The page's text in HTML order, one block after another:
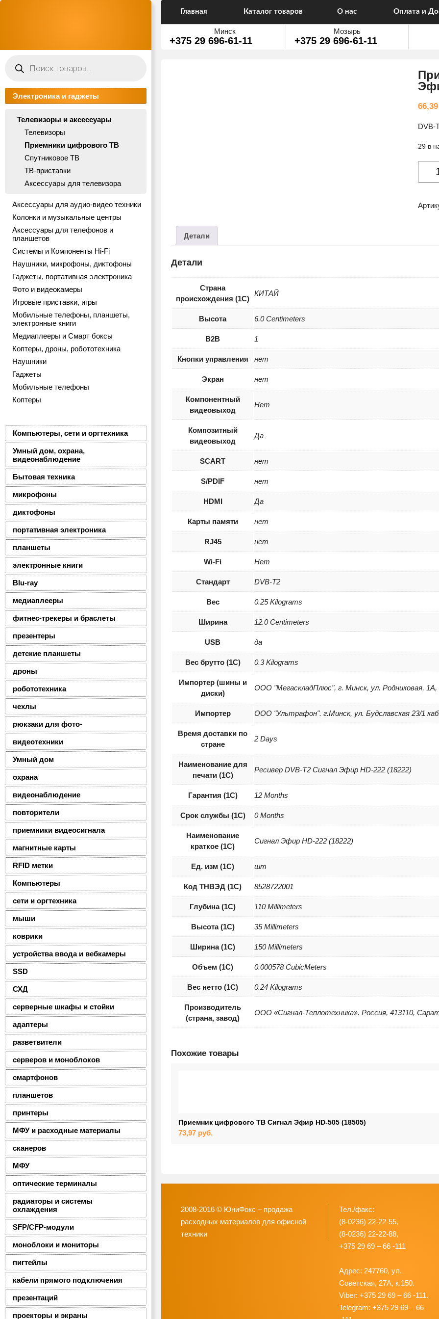
товаров
Электроника и гаджеты
Телевизоры и аксессуары
Телевизоры
Приемники цифрового ТВ
Спутниковое ТВ
ТВ-приставки
Аксессуары для телевизора
Аксессуары для аудио-видео техники
Колонки и музыкальные центры
Аксессуары для телефонов и
планшетов
Системы и Компоненты Hi-Fi
Наушники, микрофоны, диктофоны
Гаджеты, портативная электроника
Фото и видеокамеры
Игровые приставки, игры
Мобильные телефоны, планшеты,
электронные книги
Медиаплееры и Смарт боксы
Коптеры, дроны, робототехника
Наушники
Гаджеты
Мобильные телефоны
Коптеры
Компьютеры, сети и оргтехника
Умный дом, охрана,
видеонаблюдение
Бытовая техника
микрофоны
диктофоны
портативная электроника
планшеты
электронные книги
Blu-ray
медиаплееры
фитнес-трекеры и браслеты
презентеры
детские планшеты
дроны
робототехника
чехлы
рюкзаки для фото-
видеотехники
Умный дом
охрана
видеонаблюдение
повторители
приемники видеосигнала
магнитные карты
RFID метки
Компьютеры
сети и оргтехника
мыши
коврики
устройства ввода и вебкамеры
SSD
СХД
серверные шкафы и стойки
адаптеры
разветвители
серверов и моноблоков
смартфонов
планшетов
принтеры
МФУ и расходные материалы
сканеров
МФУ
оптические терминалы
радиаторы и системы
охлаждения
SFP/CFP-модули
моноблоки и мониторы
пигтейлы
кабели прямого подключения
презентаций
проекторы и экраны
Главная Каталог товаров О нас Оплата и
Минск
+375 29 696-61-11
Мозырь
+375 29 696-61-11
66,39
DVB-
29 в
ТВ
HD-
Детали
Детали
Страна
происхождения (1С)
КИТАЙ
Высота 6.0 Centimeters
B2B 1
Кнопки управления нет
Экран нет
Компонентный
видеовыход
Нет
Композитный
видеовыход
Да
SCART нет
S/PDIF нет
HDMI Да
Карты памяти нет
RJ45 нет
Wi-Fi Нет
Стандарт DVB-T2
Вес 0.25 Kilograms
Ширина 12.0 Centimeters
USB да
Вес брутто (1С) 0.3 Kilograms
Импортер (шины и
диски)
ООО "МегаскладПлюс", г. Минск, ул. Родниковая,
Импортер ООО "Ультрафон". г.Минск, ул. Будславская 23/1
Время доставки по
стране
2 Days
Наименование для
печати (1С)
Ресивер DVB-T2 Сигнал Эфир HD-222 (18222)
Гарантия (1С) 12 Months
Срок службы (1С) 0 Months
Наименование
краткое (1C)
Сигнал Эфир HD-222 (18222)
Ед. изм (1С) шт
Код ТНВЭД (1С) 8528722001
Глубина (1С) 110 Millimeters
Высота (1С) 35 Millimeters
Ширина (1С) 150 Millimeters
Объем (1С) 0.000578 CubicMeters
Вес нетто (1С) 0.24 Kilograms
Производитель
(страна, завод)
ООО «Сигнал-Теплотехника». Россия, 413110,
Похожие товары
Приемник цифрового ТВ Сигнал Эфир HD-505 (18505)
73,97 руб.
2008-2016 © ЮниФокс – продажа
расходных материалов для офисной
техники
Тел./факс:
(8-0236) 22-22-55,
(8-0236) 22-22-88,
+375 29 69 – 66 -111
Адрес: 247760, ул.
Советская, 27А, к.150.
Viber: +375 29 69 – 66 -111.
Telegram: +375 29 69 – 66